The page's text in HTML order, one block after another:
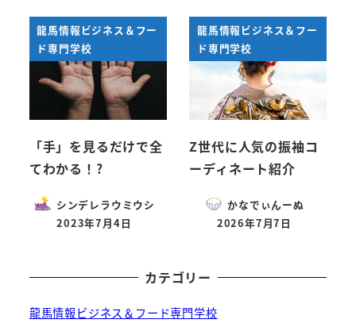
龍馬情報ビジネス＆フー
ド専門学校
「手」を見るだけで全
てわかる！?
シンデレラウミウシ
投稿日
2023年7月4日
龍馬情報ビジネス＆フー
ド専門学校
Z世代に人気の振袖コ
ーディネート紹介
かなでぃんーぬ
投稿日
2026年7月7日
カテゴリー
龍馬情報ビジネス＆フード専門学校